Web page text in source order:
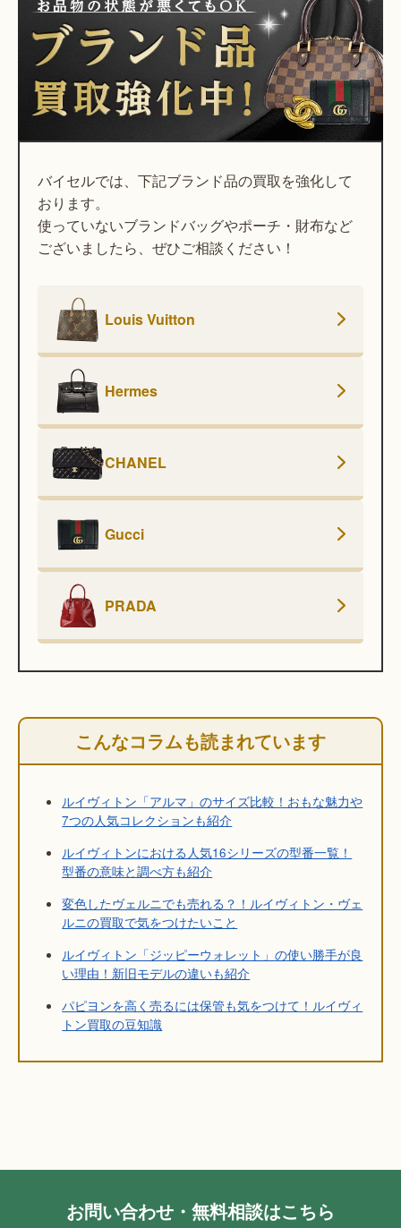
バイセルでは、下記ブランド品の買取を強化して
おります。
使っていないブランドバッグやポーチ・財布など
ございましたら、ぜひご相談ください！
Louis Vuitton
Hermes
CHANEL
Gucci
PRADA
こんなコラムも読まれています
ルイヴィトン「アルマ」のサイズ比較！おもな魅力や
7つの人気コレクションも紹介
ルイヴィトンにおける人気16シリーズの型番一覧！
型番の意味と調べ方も紹介
変色したヴェルニでも売れる？！ルイヴィトン・ヴェ
ルニの買取で気をつけたいこと
ルイヴィトン「ジッピーウォレット」の使い勝手が良
い理由！新旧モデルの違いも紹介
パピヨンを高く売るには保管も気をつけて！ルイヴィ
トン買取の豆知識
お問い合わせ・無料相談はこちら